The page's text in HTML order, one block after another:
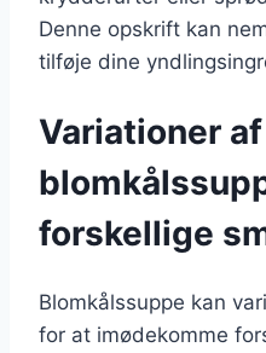
Denne opskrift kan
tilføje dine
Variationer af
forskellige
Blomkålssuppe kan
for at imødekomme